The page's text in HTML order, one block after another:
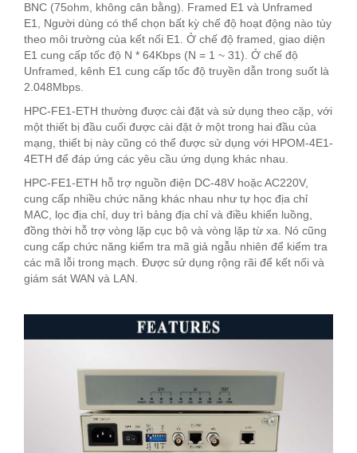
BNC (75ohm, không cân bằng). Framed E1 và Unframed
E1, Người dùng có thể chọn bất kỳ chế độ hoạt động nào tùy
theo môi trường của kết nối E1. Ở chế độ framed, giao diện
E1 cung cấp tốc độ N * 64Kbps (N = 1 ~ 31). Ở chế độ
Unframed, kênh E1 cung cấp tốc độ truyền dẫn trong suốt là
2.048Mbps.
HPC-FE1-ETH thường được cài đặt và sử dụng theo cặp, với
một thiết bị đầu cuối được cài đặt ở một trong hai đầu của
mạng, thiết bị này cũng có thể được sử dụng với HPOM-4E1-
4ETH để đáp ứng các yêu cầu ứng dụng khác nhau.
HPC-FE1-ETH hỗ trợ nguồn điện DC-48V hoặc AC220V,
cung cấp nhiều chức năng khác nhau như tự học địa chỉ
MAC, lọc địa chỉ, duy trì bảng địa chỉ và điều khiển luồng,
đồng thời hỗ trợ vòng lặp cục bộ và vòng lặp từ xa. Nó cũng
cung cấp chức năng kiểm tra mã giả ngẫu nhiên để kiểm tra
các mã lỗi trong mạch. Được sử dụng rộng rãi để kết nối và
giám sát WAN và LAN.